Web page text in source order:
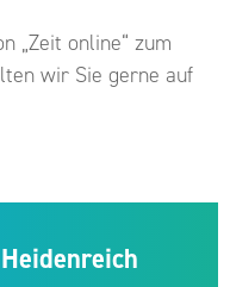
„Zeit online“ zum
wir Sie gerne auf